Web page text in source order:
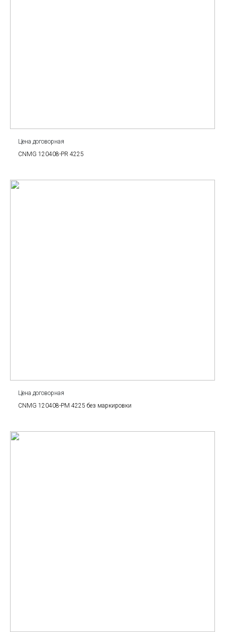
Цена договорная
CNMG 120408-PR 4225
Цена договорная
CNMG 120408-PM 4225 без маркировки